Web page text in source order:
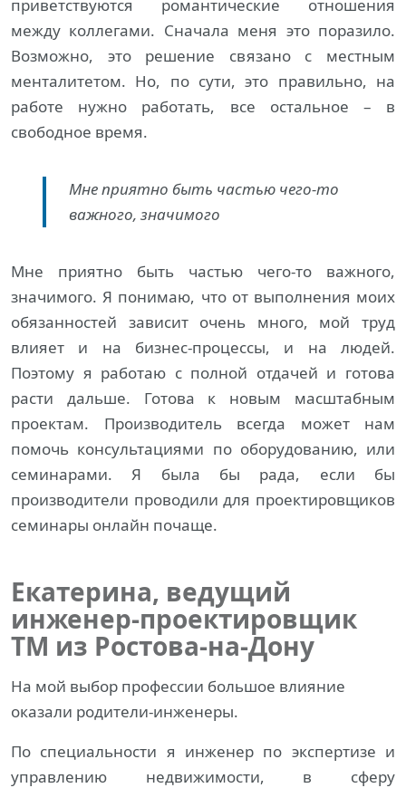
приветствуются романтические отношения
между коллегами. Сначала меня это поразило.
Возможно, это решение связано с местным
менталитетом. Но, по сути, это правильно, на
работе нужно работать, все остальное – в
свободное время.
Мне приятно быть частью чего-то
важного, значимого
Мне приятно быть частью чего-то важного,
значимого. Я понимаю, что от выполнения моих
обязанностей зависит очень много, мой труд
влияет и на бизнес-процессы, и на людей.
Поэтому я работаю с полной отдачей и готова
расти дальше. Готова к новым масштабным
проектам. Производитель всегда может нам
помочь консультациями по оборудованию, или
семинарами. Я была бы рада, если бы
производители проводили для проектировщиков
семинары онлайн почаще.
Екатерина, ведущий
инженер-проектировщик
ТМ из Ростова-на-Дону
На мой выбор профессии большое влияние
оказали родители-инженеры.
По специальности я инженер по экспертизе и
управлению недвижимости, в сферу